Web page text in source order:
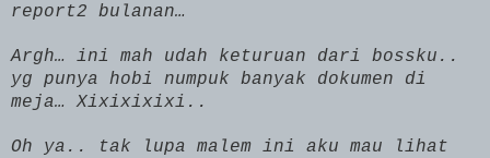
report2 bulanan…
Argh… ini mah udah keturuan dari bossku..
yg punya hobi numpuk banyak dokumen di
meja… Xixixixixi..
Oh ya.. tak lupa malem ini aku mau lihat